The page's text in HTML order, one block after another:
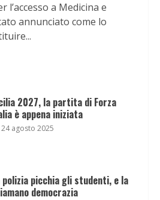
l’accesso a Medicina e
annunciato come lo
2027, la partita di Forza
è appena iniziata
24 agosto 2025
polizia picchia gli studenti, e la
democrazia